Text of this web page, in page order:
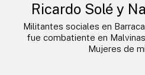
Ricardo Solé y
Militantes sociales en
fue combatiente en
Mujeres de